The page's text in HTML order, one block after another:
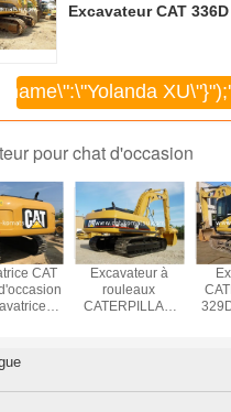
Excavateur CAT 336D
pour chat d'occasion
CAT
325DL
Excavateur à
rouleaux
CATERPILLAR